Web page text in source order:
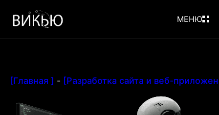
МЕНЮ
[Главная ] - [Разработка сайта и веб-